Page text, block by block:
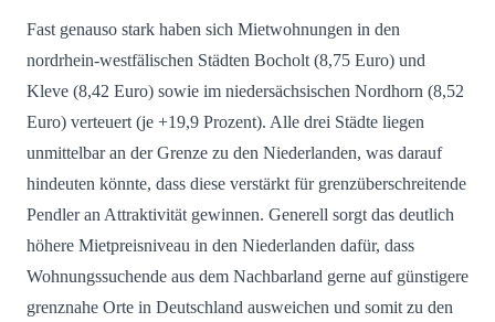
Fast genauso stark haben sich Mietwohnungen in den
nordrhein-westfälischen Städten Bocholt (8,75 Euro) und
Kleve (8,42 Euro) sowie im niedersächsischen Nordhorn (8,52
Euro) verteuert (je +19,9 Prozent). Alle drei Städte liegen
unmittelbar an der Grenze zu den Niederlanden, was darauf
hindeuten könnte, dass diese verstärkt für grenzüberschreitende
Pendler an Attraktivität gewinnen. Generell sorgt das deutlich
höhere Mietpreisniveau in den Niederlanden dafür, dass
Wohnungssuchende aus dem Nachbarland gerne auf günstigere
grenznahe Orte in Deutschland ausweichen und somit zu den